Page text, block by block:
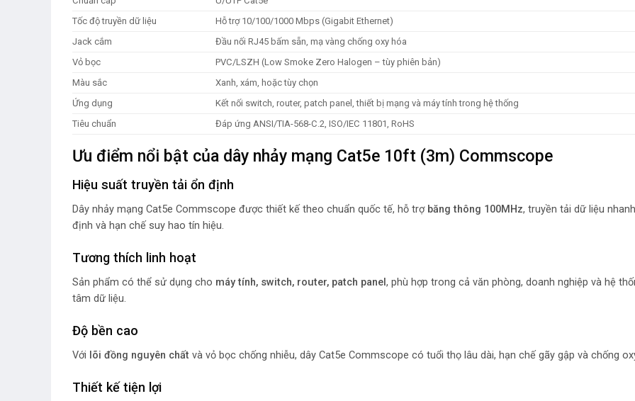
Tốc độ truyền dữ liệu
Hỗ trợ 10/100/1000 Mbps (Gigabit Ethernet)
Jack cắm
Đầu nối RJ45 bấm sẵn, mạ vàng chống oxy hóa
Vỏ bọc
PVC/LSZH (Low Smoke Zero Halogen – tùy phiên bản)
Màu sắc
Xanh, xám, hoặc tùy chọn
Ứng dụng
Kết nối switch, router, patch panel, thiết bị mạng và máy tính trong hệ thống
Tiêu chuẩn
Đáp ứng ANSI/TIA-568-C.2, ISO/IEC 11801, RoHS
Ưu điểm nổi bật của dây nhảy mạng Cat5e 10ft (3m) Commscope
Hiệu suất truyền tải ổn định
Dây nhảy mạng Cat5e Commscope được thiết kế theo chuẩn quốc tế, hỗ trợ băng thông 100MHz, truyền tải dữ liệu
định và hạn chế suy hao tín hiệu.
Tương thích linh hoạt
Sản phẩm có thể sử dụng cho máy tính, switch, router, patch panel , phù hợp trong cả văn phòng, doanh nghiệp và hệ
tâm dữ liệu.
Độ bền cao
Với lõi đồng nguyên chất và vỏ bọc chống nhiễu, dây Cat5e Commscope có tuổi thọ lâu dài, hạn chế gãy gập và chống
Thiết kế tiện lợi